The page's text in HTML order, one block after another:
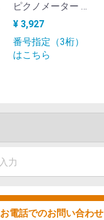
お電話でのお問い合わせ
ピクノメーター ゲーリュサック型 50ml 番号指定あり（3桁）KS-10A_spc3
¥ 3,927
番号指定（3桁）
はこちら